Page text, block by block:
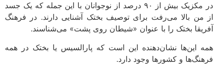
در مکزیک بیش از ۹۰ درصد از نوجوانان با این جمله که یک جسد
از من بالا می‌رفت برای توصیف بختک آشنایی دارند. در فرهنگ
آفریقا بختک را با عنوان «شیطان روی پشت» می‌شناسند.
همه‌ این‌ها نشان‌دهنده‌ این است که پارالسیس یا بختک در همه‌
فرهنگ‌ها و کشورها وجود دارد.